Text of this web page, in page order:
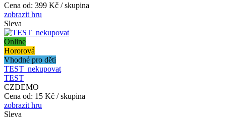
Cena od: 399 Kč / skupina
zobrazit hru
Sleva
Online
Hororová
Vhodné pro děti
TEST_nekupovat
TEST
CZDEMO
Cena od: 15 Kč / skupina
zobrazit hru
Sleva